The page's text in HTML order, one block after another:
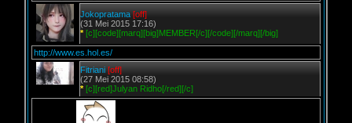
Jokopratama [off]
(31 Mei 2015 17:16)
* [c][code][marq][big]MEMBER[/c][/code][/marq][/big]
http://www.es.hol.es/
Fitriani [off]
(27 Mei 2015 08:58)
* [c][red]Julyan Ridho[/red][/c]